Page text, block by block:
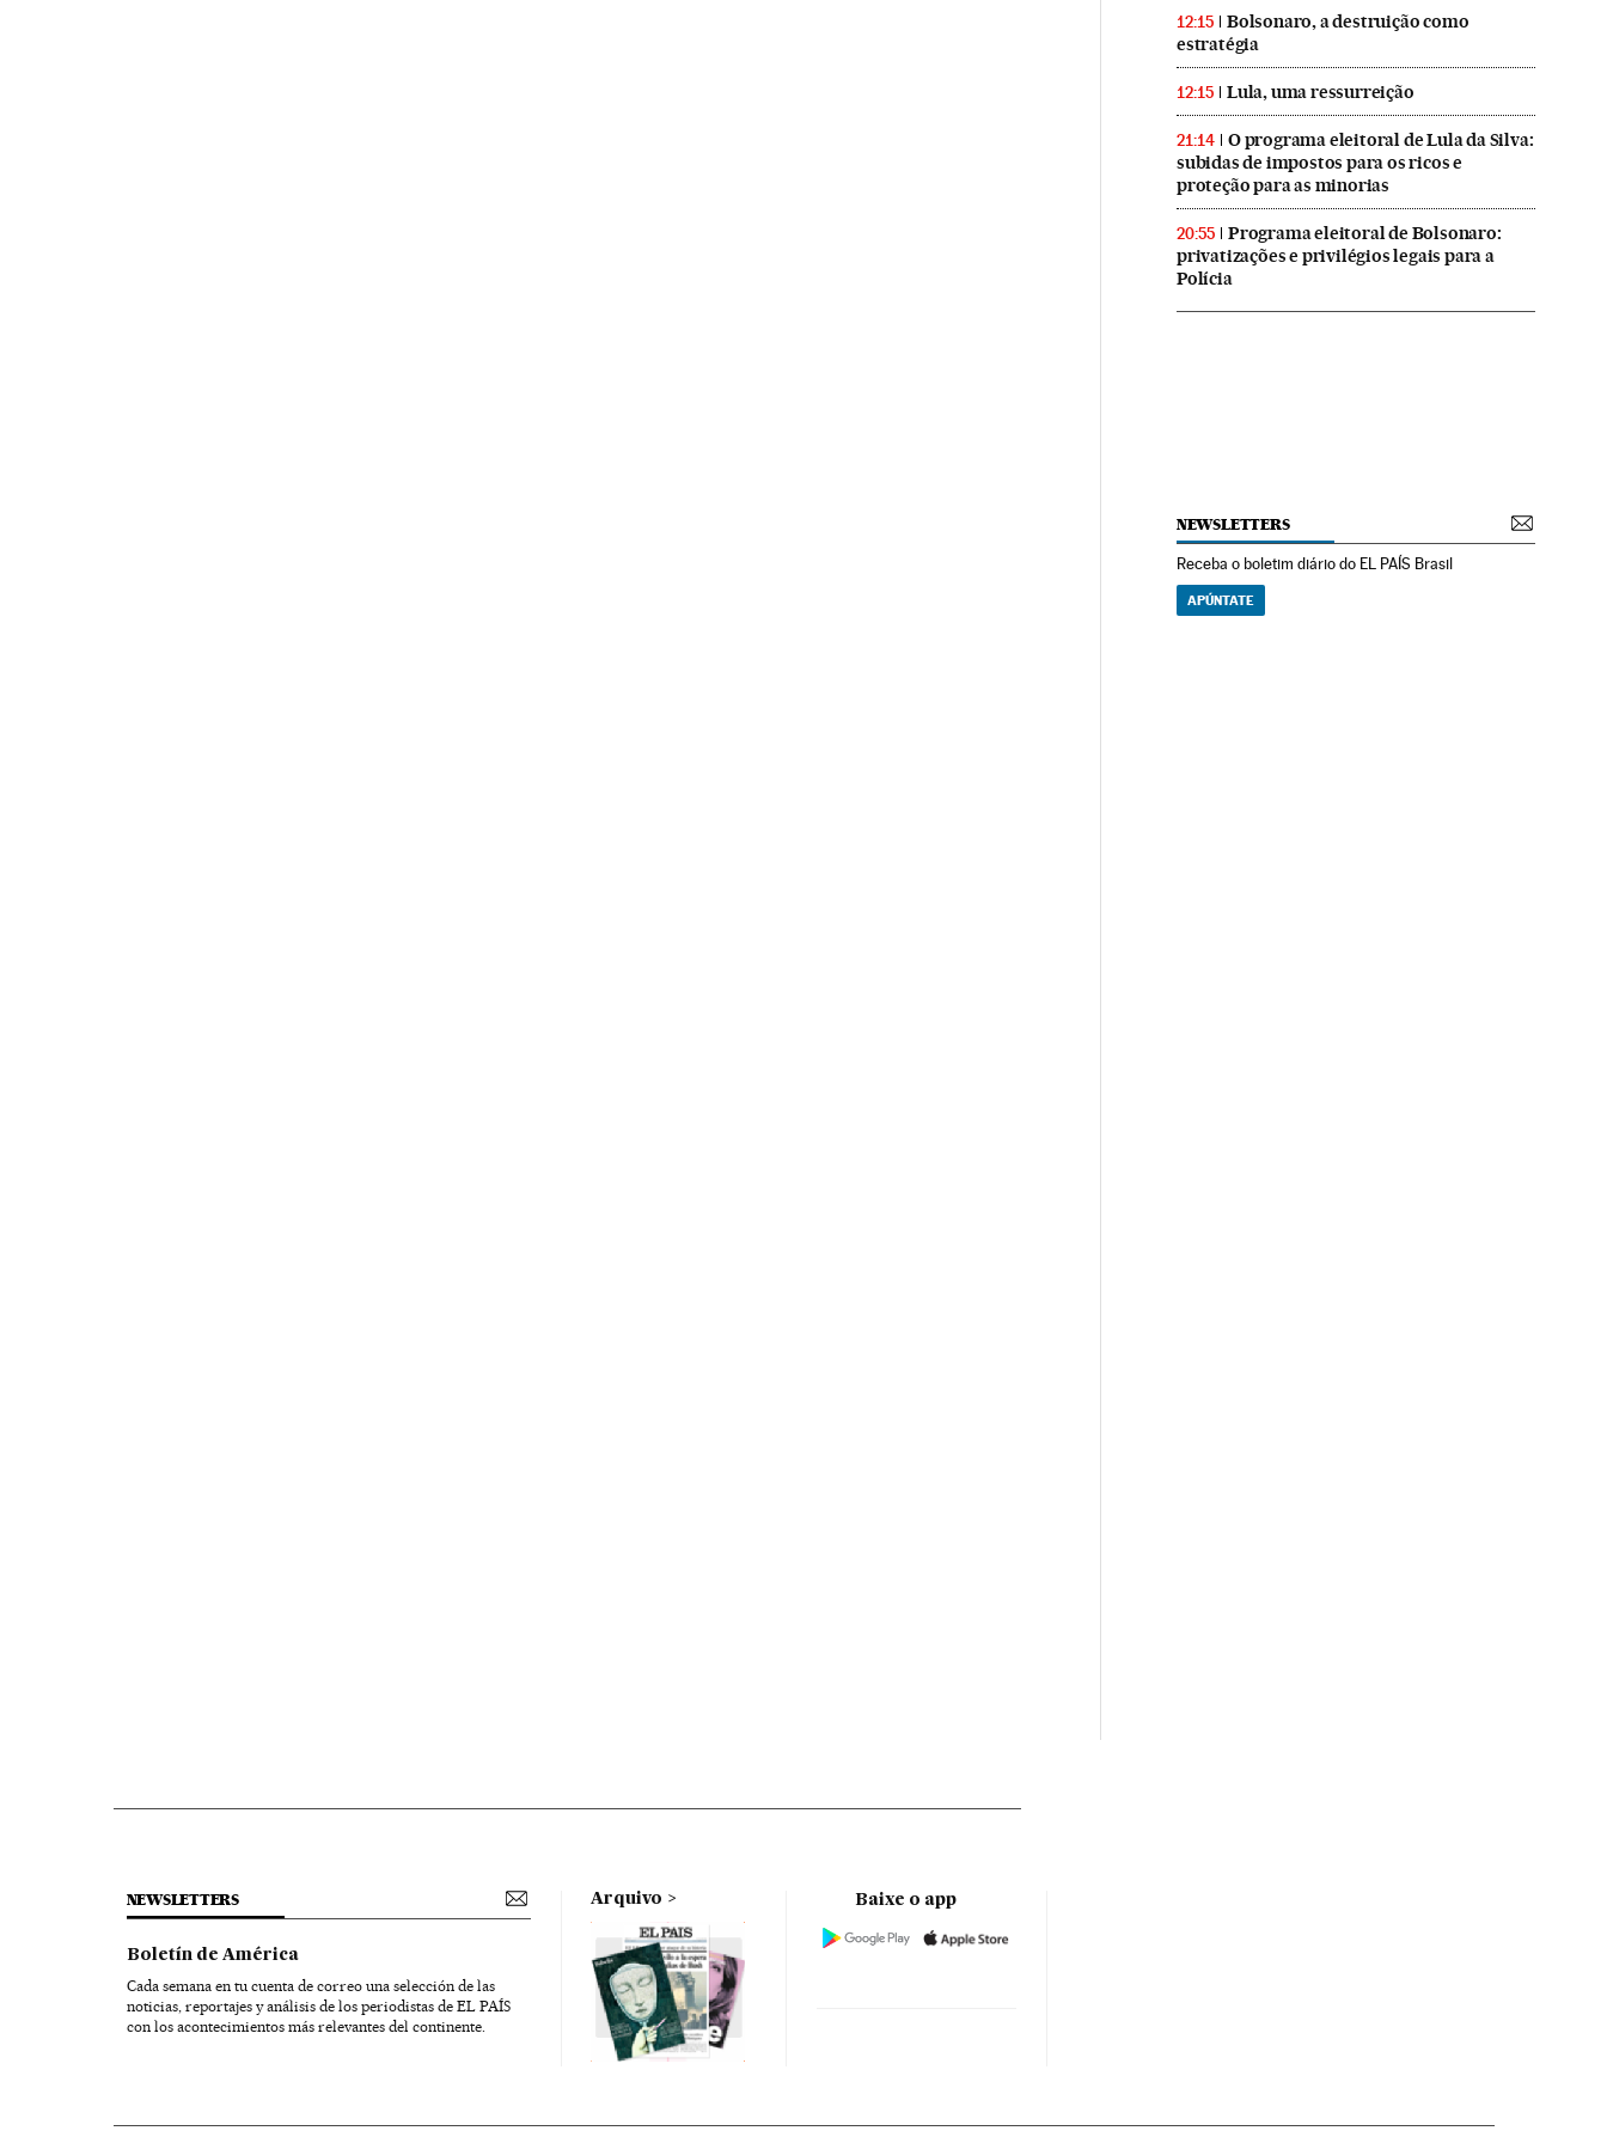
12:15
Bolsonaro, a destruição como
estratégia
12:15 Lula, uma ressurreição
21:14
O programa eleitoral de Lula da Silva:
subidas de impostos para os ricos e
proteção para as minorias
20:55
Programa eleitoral de Bolsonaro:
privatizações e privilégios legais para a
Polícia
NEWSLETTERS
Receba o boletim diário do EL PAÍS Brasil
APÚNTATE
NEWSLETTERS
Boletín de América
Cada semana en tu cuenta de correo una selección de las
noticias, reportajes y análisis de los periodistas de EL PAÍS
con los acontecimientos más relevantes del continente.
Arquivo Baixe o app